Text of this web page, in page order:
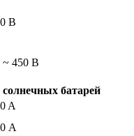
В
~ 450 В
батарей
A
А